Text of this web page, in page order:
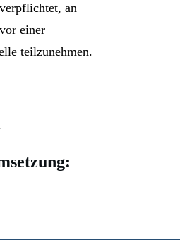
an
einer
teilzunehmen.